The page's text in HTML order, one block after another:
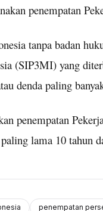
penempatan
tanpa badan
(SIP3MI) yang
denda paling
penempatan
lama 10 tahun
penempatan